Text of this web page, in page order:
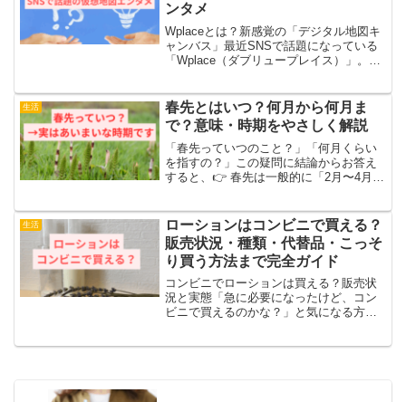
ンタメ
Wplaceとは？新感覚の「デジタル地図キ
ャンバス」最近SNSで話題になっている
「Wplace（ダブリュープレイス）」。一
しながら“ドット絵”を描いていくサービ
ス...
生活
春先とはいつ？何月から何月ま
で？意味・時期をやさしく解説
「春先っていつのこと？」「何月くらい
を指すの？」この疑問に結論からお答え
すると、👉 春先は一般的に「2月〜4月
か・言い換え表現などを分かりやすく解
説します。春先は何月？わ...
生活
ローションはコンビニで買える？
販売状況・種類・代替品・こっそ
り買う方法まで完全ガイド
コンビニでローションは買える？販売状
況と実態「急に必要になったけど、コン
ビニで買えるのかな？」と気になる方も